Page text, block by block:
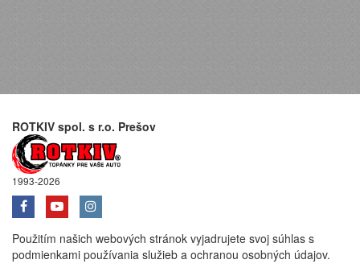
ROTKIV spol. s r.o. Prešov
1993-2026
Použitím našich webových stránok vyjadrujete svoj súhlas s
podmienkami používania služieb a ochranou osobných údajov.